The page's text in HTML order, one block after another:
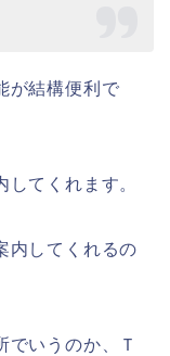
が結構便利で
てくれます。
内してくれるの
でいうのか、Ｔ